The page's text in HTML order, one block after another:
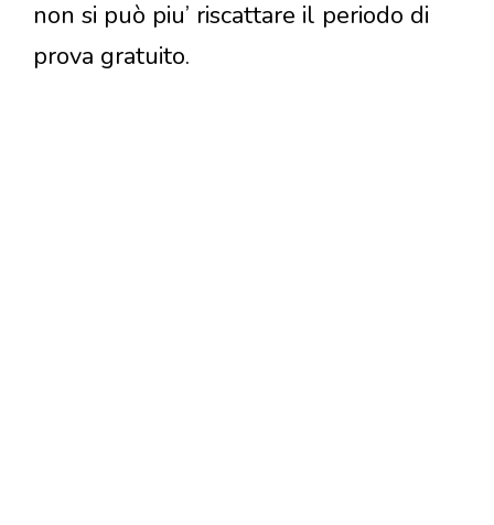
non si può piu’ riscattare il periodo di
prova gratuito.